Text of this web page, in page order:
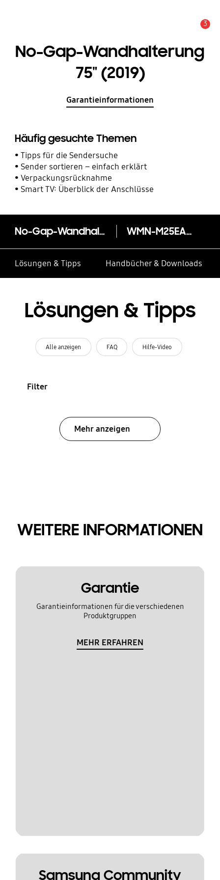
3
No-Gap-Wandhalterung
75" (2019)
Garantieinformationen
Häufig gesuchte Themen
Tipps für die Sendersuche
Sender sortieren – einfach erklärt
Verpackungsrücknahme
Smart TV: Überblick der Anschlüsse
No-Gap-Wandhalterung 75" (2019) WMN-M25EA/XC
Lösungen & Tipps Handbücher & Downloads
Lösungen & Tipps
Alle anzeigen FAQ Hilfe-Video
Filter
Mehr anzeigen
WEITERE INFORMATIONEN
Garantie
Garantieinformationen für die verschiedenen
Produktgruppen
MEHR ERFAHREN
Samsung Community